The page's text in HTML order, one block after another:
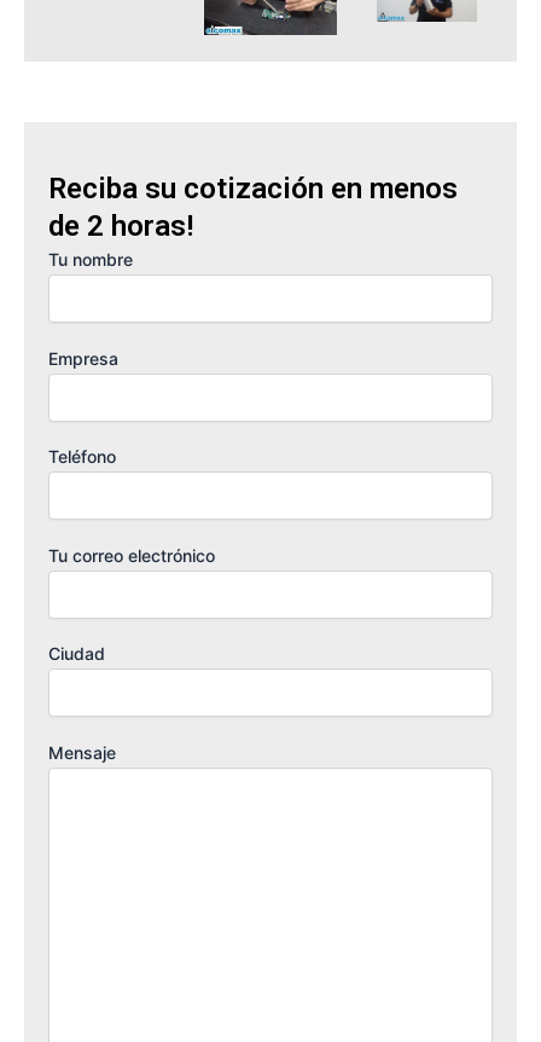
Reciba su cotización en menos
de 2 horas!
Tu nombre
Empresa
Teléfono
Tu correo electrónico
Ciudad
Mensaje